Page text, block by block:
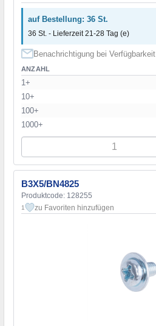
auf Bestellung: 36 St.
36 St. - Lieferzeit 21-28 Tag (e)
Benachrichtigung bei Verfügbarkeit
ANZAHL
1+
10+
100+
1000+
B3X5/BN4825
Produktcode: 128255
1 zu Favoriten hinzufügen